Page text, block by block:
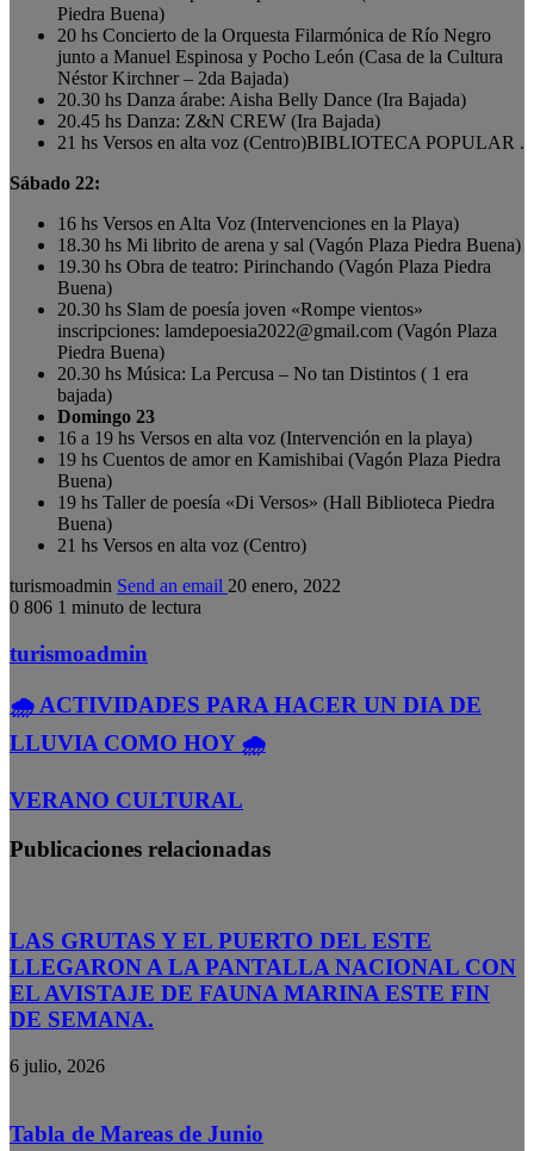
Piedra Buena)
20 hs Concierto de la Orquesta Filarmónica de Río Negro
junto a Manuel Espinosa y Pocho León (Casa de la Cultura
Néstor Kirchner – 2da Bajada)
20.30 hs Danza árabe: Aisha Belly Dance (Ira Bajada)
20.45 hs Danza: Z&N CREW (Ira Bajada)
21 hs Versos en alta voz (Centro)BIBLIOTECA POPULAR .
Sábado 22:
16 hs Versos en Alta Voz (Intervenciones en la Playa)
18.30 hs Mi librito de arena y sal (Vagón Plaza Piedra Buena)
19.30 hs Obra de teatro: Pirinchando (Vagón Plaza Piedra
Buena)
20.30 hs Slam de poesía joven «Rompe vientos»
inscripciones: lamdepoesia2022@gmail.com (Vagón Plaza
Piedra Buena)
20.30 hs Música: La Percusa – No tan Distintos ( 1 era
bajada)
Domingo 23
16 a 19 hs Versos en alta voz (Intervención en la playa)
19 hs Cuentos de amor en Kamishibai (Vagón Plaza Piedra
Buena)
19 hs Taller de poesía «Di Versos» (Hall Biblioteca Piedra
Buena)
21 hs Versos en alta voz (Centro)
turismoadmin Send an email 20 enero, 2022
0 806 1 minuto de lectura
turismoadmin
🌧️ ACTIVIDADES PARA HACER UN DIA DE
LLUVIA COMO HOY 🌧️
VERANO CULTURAL
Publicaciones relacionadas
LAS GRUTAS Y EL PUERTO DEL ESTE
LLEGARON A LA PANTALLA NACIONAL CON
EL AVISTAJE DE FAUNA MARINA ESTE FIN
DE SEMANA.
6 julio, 2026
Tabla de Mareas de Junio